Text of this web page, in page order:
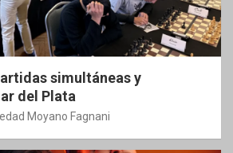
simultáneas y
del Plata
Moyano Fagnani